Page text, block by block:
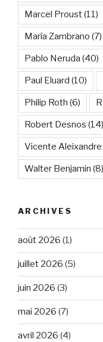
Marcel Proust(11)
María Zambrano (7)
Pablo Neruda (40)
Paul Eluard (10)
Philip Roth (6)
Robert Desnos (14)
Vicente Aleixandre
Walter Benjamin (8)
ARCHIVES
août 2026 (1)
juillet 2026 (5)
juin 2026 (3)
mai 2026 (7)
avril 2026 (4)